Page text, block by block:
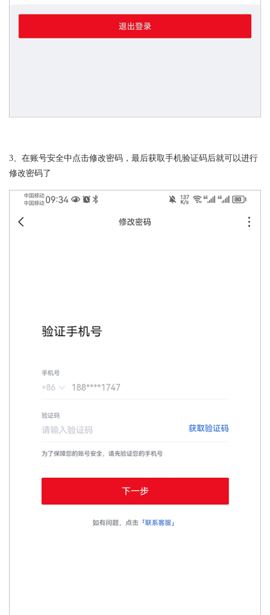
3、在账号安全中点击修改密码，最后获取手机验证码后就可以进行
修改密码了